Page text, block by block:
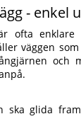
- enkel
ofta
väggen
och
ska glida